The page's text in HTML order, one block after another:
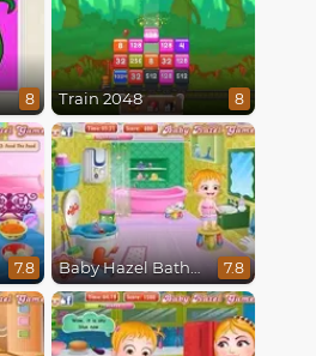
8 Train 2048 8
7.8 Baby Hazel Bathroom Hygiene 7.8